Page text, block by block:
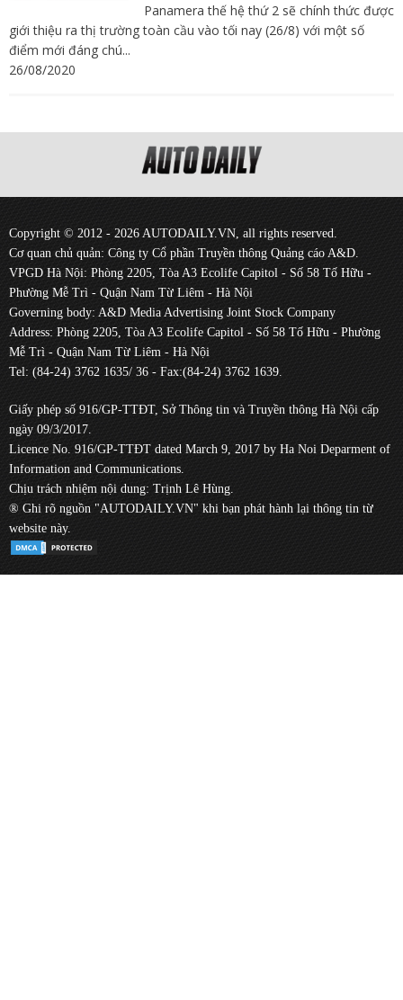
Panamera thế hệ thứ 2 sẽ chính thức được
giới thiệu ra thị trường toàn cầu vào tối nay (26/8) với một số
điểm mới đáng chú...
26/08/2020
Copyright © 2012 - 2026 AUTODAILY.VN, all rights reserved.
Cơ quan chủ quản: Công ty Cổ phần Truyền thông Quảng cáo A&D.
VPGD Hà Nội: Phòng 2205, Tòa A3 Ecolife Capitol - Số 58 Tố Hữu -
Phường Mễ Trì - Quận Nam Từ Liêm - Hà Nội
Governing body: A&D Media Advertising Joint Stock Company
Address: Phòng 2205, Tòa A3 Ecolife Capitol - Số 58 Tố Hữu - Phường
Mễ Trì - Quận Nam Từ Liêm - Hà Nội
Tel: (84-24) 3762 1635/ 36 - Fax:(84-24) 3762 1639.
Giấy phép số 916/GP-TTĐT, Sở Thông tin và Truyền thông Hà Nội cấp
ngày 09/3/2017.
Licence No. 916/GP-TTĐT dated March 9, 2017 by Ha Noi Deparment of
Information and Communications.
Chịu trách nhiệm nội dung: Trịnh Lê Hùng.
® Ghi rõ nguồn "AUTODAILY.VN" khi bạn phát hành lại thông tin từ
website này.